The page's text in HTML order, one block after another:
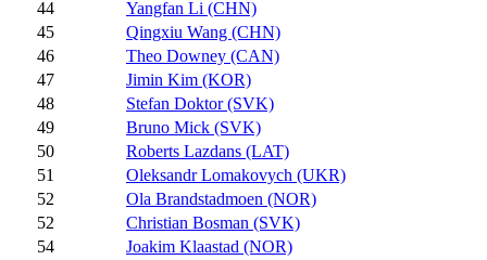
44
Yangfan Li (CHN)
45
Qingxiu Wang (CHN)
46
Theo Downey (CAN)
47
Jimin Kim (KOR)
48
Stefan Doktor (SVK)
49
Bruno Mick (SVK)
50
Roberts Lazdans (LAT)
51
Oleksandr Lomakovych (UKR)
52
Ola Brandstadmoen (NOR)
52
Christian Bosman (SVK)
54
Joakim Klaastad (NOR)